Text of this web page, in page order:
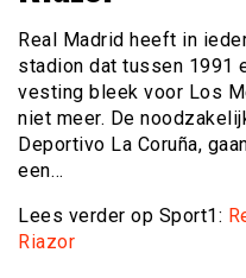
Real Madrid heeft in
stadion dat tussen 1991
vesting bleek voor Los
niet meer. De
Deportivo La Coruña,
een…
Lees verder op Sport1:
Riazor